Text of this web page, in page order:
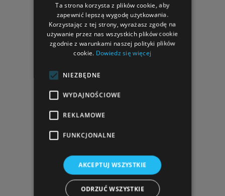
al. Armii Krajowej 220 (pawilon II, pok. 205)
43-316 Bielsko-Biała
zobacz dojazd
33 810 66 54,33 816 40 69, fax w. 108
e-mail: atrium@studioatrium.pl
Kontakt
Przedstawiciele
Reklama w Studio Atrium
OBSŁUGA KLIENTA
Ta strona korzysta z plików cookie, aby
zapewnić lepszą wygodę użytkowania.
Korzystając z tej strony, wyrażasz zgodę na
używanie przez nas wszystkich plików cookie
zgodnie z warunkami naszej polityki plików
cookie. Dowiedz się więcej
NIEZBĘDNE
WYDAJNOŚCIOWE
REKLAMOWE
FUNKCJONALNE
AKCEPTUJ WSZYSTKIE
ODRZUĆ WSZYSTKIE